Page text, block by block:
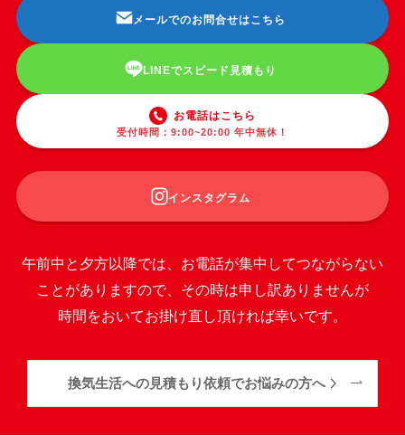
メールでのお問合せはこちら
LINEでスピード見積もり
お電話はこちら
受付時間：9:00~20:00 年中無休！
インスタグラム
午前中と夕方以降では、お電話が集中してつながらない
ことがありますので、その時は申し訳ありませんが
時間をおいてお掛け直し頂ければ幸いです。
換気生活への見積もり依頼でお悩みの方へ